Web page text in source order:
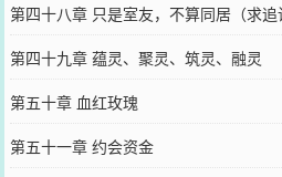
第四十八章 只是室友，不算同居（求追
第四十九章 蕴灵、聚灵、筑灵、融灵
第五十章 血红玫瑰
第五十一章 约会资金